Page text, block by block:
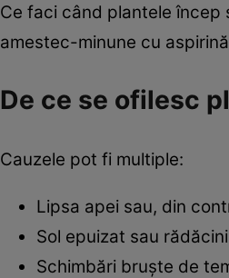
Ce faci când plantele încep
amestec-minune cu
De ce se ofilesc
Cauzele pot fi multiple:
Lipsa apei sau, din
Sol epuizat sau
Schimbări bruște de